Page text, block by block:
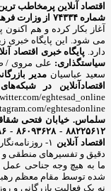
اقتصاد آنلاین پرمخاطب
شماره ۷۴۳۳۴ از وزارت فرهنگ و ارشاد اسلامی است.
آغاز بکار کرده و هم
می شود. این پایگاه خبری
دارد. پایگاه خبری اقتصاد
سیاستگذاری: علی مروی /
سعید عباسیان مدیر
اقتصادآنلاین در
eghtesad_online
eghtesadonline_
سلماس. خیابان فتحی شقاقی
۸۸۲۲۵۶۱۲ - ۸۶۰۹۳۶۲۸ - ۸۶۰۹۳۷۸۶ فکس: ۸۸۰۲۳۶۹۳
اقتصاد آنلاین
۱-
دقیق و تفسیرهای منطقی و
ما به هیچ وجه جناحی
نه یک فعالیت بازرگانی و